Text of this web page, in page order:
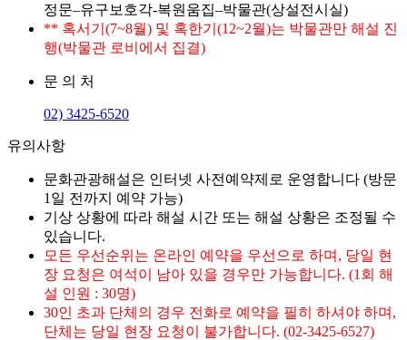
정문–유구보호각-복원움집–박물관(상설전시실)
** 혹서기(7~8월) 및 혹한기(12~2월)는 박물관만 해설 진
행(박물관 로비에서 집결)
문 의 처
02) 3425-6520
유의사항
문화관광해설은 인터넷 사전예약제로 운영합니다 (방문
1일 전까지 예약 가능)
기상 상황에 따라 해설 시간 또는 해설 상황은 조정될 수
있습니다.
모든 우선순위는 온라인 예약을 우선으로 하며, 당일 현
장 요청은 여석이 남아 있을 경우만 가능합니다. (1회 해
설 인원 : 30명)
30인 초과 단체의 경우 전화로 예약을 필히 하셔야 하며,
단체는 당일 현장 요청이 불가합니다. (02-3425-6527)